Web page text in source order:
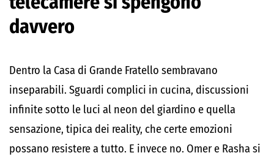
davvero
Dentro la Casa di Grande Fratello sembravano
inseparabili. Sguardi complici in cucina, discussioni
infinite sotto le luci al neon del giardino e quella
sensazione, tipica dei reality, che certe emozioni
possano resistere a tutto. E invece no. Omer e Rasha si